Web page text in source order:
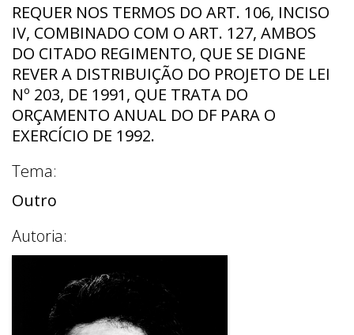
REQUER NOS TERMOS DO ART. 106, INCISO
IV, COMBINADO COM O ART. 127, AMBOS
DO CITADO REGIMENTO, QUE SE DIGNE
REVER A DISTRIBUIÇÃO DO PROJETO DE LEI
Nº 203, DE 1991, QUE TRATA DO
ORÇAMENTO ANUAL DO DF PARA O
EXERCÍCIO DE 1992.
Tema:
Outro
Autoria: